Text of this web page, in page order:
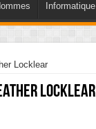
Informatique
Locklear
Locklear